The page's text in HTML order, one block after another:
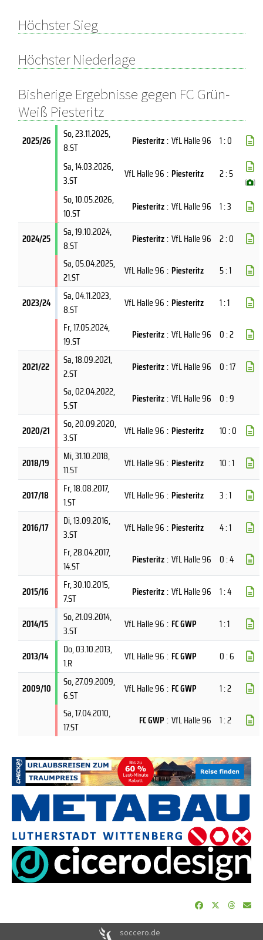
Höchster Sieg
Höchster Niederlage
Bisherige Ergebnisse gegen FC Grün-
Weiß Piesteritz
2025/26 So, 23.11.2025,
8.ST
Piesteritz: VfL Halle 96 1 : 0
Sa, 14.03.2026,
3.ST
VfL Halle 96 : Piesteritz 2 : 5
( )
So, 10.05.2026,
10.ST
Piesteritz: VfL Halle 96 1 : 3
2024/25 Sa, 19.10.2024,
8.ST
Piesteritz: VfL Halle 96 2 : 0
Sa, 05.04.2025,
21.ST
VfL Halle 96 : Piesteritz 5 : 1
2023/24 Sa, 04.11.2023,
8.ST
VfL Halle 96 : Piesteritz
1 : 1
Fr, 17.05.2024,
19.ST
Piesteritz: VfL Halle 96 0 : 2
2021/22 Sa, 18.09.2021,
2.ST
Piesteritz: VfL Halle 96 0 : 17
Sa, 02.04.2022,
5.ST
Piesteritz: VfL Halle 96 0 : 9
2020/21 So, 20.09.2020,
3.ST
VfL Halle 96 : Piesteritz 10 : 0
2018/19 Mi, 31.10.2018,
11.ST
VfL Halle 96 : Piesteritz 10 : 1
2017/18 Fr, 18.08.2017,
1.ST
VfL Halle 96 : Piesteritz 3 : 1
2016/17 Di, 13.09.2016,
3.ST
VfL Halle 96 : Piesteritz
4 : 1
Fr, 28.04.2017,
14.ST
Piesteritz: VfL Halle 96 0 : 4
2015/16 Fr, 30.10.2015,
7.ST
Piesteritz: VfL Halle 96 1 : 4
2014/15 So, 21.09.2014,
3.ST
VfL Halle 96 : FC GWP 1 : 1
2013/14 Do, 03.10.2013,
1.R
VfL Halle 96 : FC GWP 0 : 6
2009/10 So, 27.09.2009,
6.ST
VfL Halle 96 : FC GWP
1 : 2
Sa, 17.04.2010,
17.ST
FC GWP: VfL Halle 96 1 : 2
soccero.de